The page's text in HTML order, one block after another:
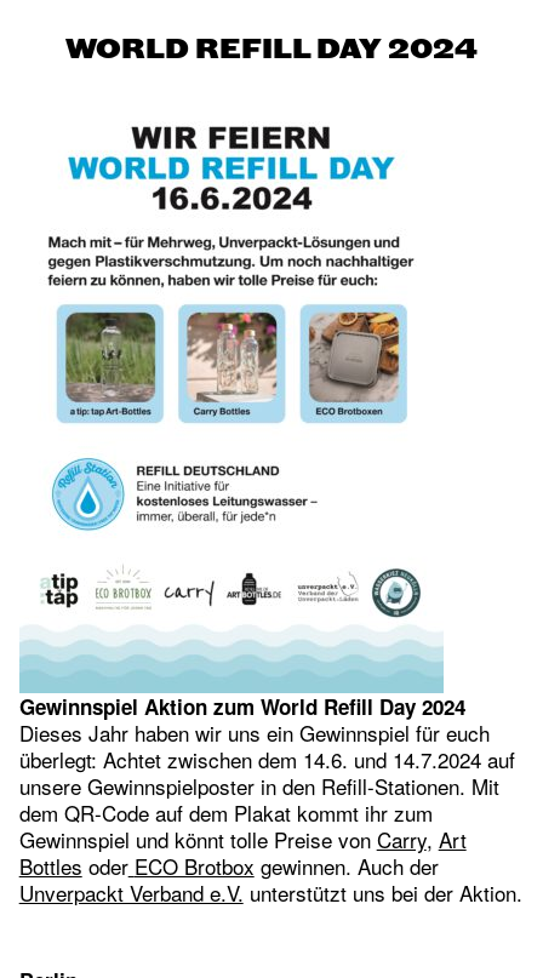
WORLD REFILL DAY 2024
Gewinnspiel Aktion zum World Refill Day 2024
Dieses Jahr haben wir uns ein Gewinnspiel für euch
überlegt: Achtet zwischen dem 14.6. und 14.7.2024 auf
unsere Gewinnspielposter in den Refill-Stationen. Mit
dem QR-Code auf dem Plakat kommt ihr zum
Gewinnspiel und könnt tolle Preise von Carry, Art
Bottles oder ECO Brotbox gewinnen. Auch der
Unverpackt Verband e.V. unterstützt uns bei der Aktion.